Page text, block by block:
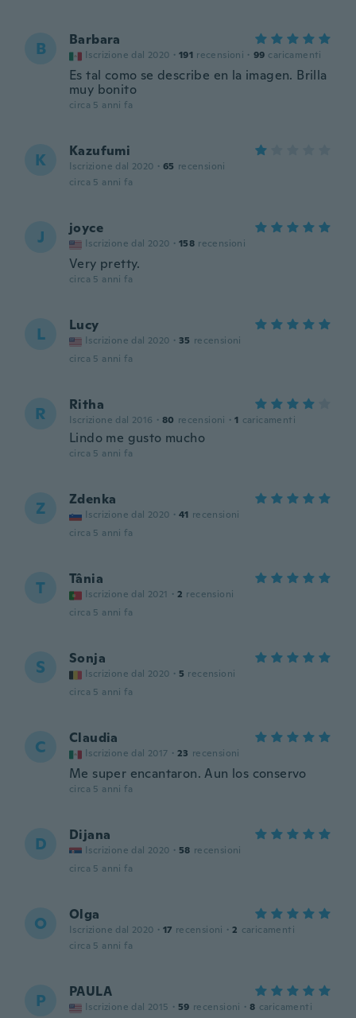
B Barbara
Iscrizione dal 2020 · 191 recensioni · 99 caricamenti
Es tal como se describe en la imagen. Brilla
muy bonito
circa 5 anni fa
K Kazufumi
Iscrizione dal 2020 · 65 recensioni
circa 5 anni fa
J joyce
Iscrizione dal 2020 · 158 recensioni
Very pretty.
circa 5 anni fa
L Lucy
Iscrizione dal 2020 · 35 recensioni
circa 5 anni fa
R Ritha
Iscrizione dal 2016 · 80 recensioni · 1 caricamenti
Lindo me gusto mucho
circa 5 anni fa
Z Zdenka
Iscrizione dal 2020 · 41 recensioni
circa 5 anni fa
T Tânia
Iscrizione dal 2021 · 2 recensioni
circa 5 anni fa
S Sonja
Iscrizione dal 2020 · 5 recensioni
circa 5 anni fa
C Claudia
Iscrizione dal 2017 · 23 recensioni
Me super encantaron. Aun los conservo
circa 5 anni fa
D Dijana
Iscrizione dal 2020 · 58 recensioni
circa 5 anni fa
O Olga
Iscrizione dal 2020 · 17 recensioni · 2 caricamenti
circa 5 anni fa
P PAULA
Iscrizione dal 2015 · 59 recensioni · 8 caricamenti